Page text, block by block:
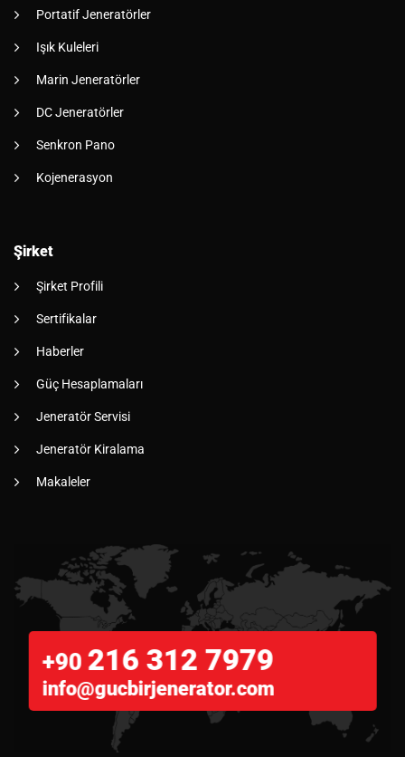
Portatif Jeneratörler
Işık Kuleleri
Marin Jeneratörler
DC Jeneratörler
Senkron Pano
Kojenerasyon
Şirket
Şirket Profili
Sertifikalar
Haberler
Güç Hesaplamaları
Jeneratör Servisi
Jeneratör Kiralama
Makaleler
+90 216 312 7979
info@gucbirjenerator.com